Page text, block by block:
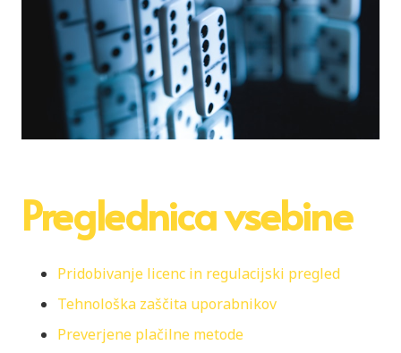
Preglednica vsebine
Pridobivanje licenc in regulacijski pregled
Tehnološka zaščita uporabnikov
Preverjene plačilne metode